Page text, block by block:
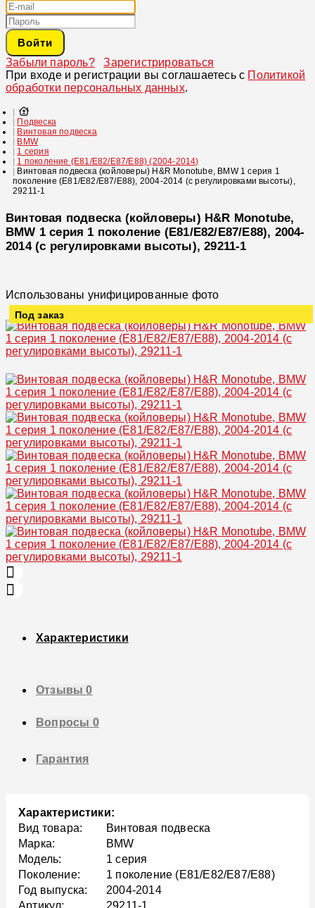
Войти
Забыли пароль?
Зарегистрироваться
При входе и регистрации вы соглашаетесь с Политикой
обработки персональных данных.
Подвеска
Винтовая подвеска
BMW
1 серия
1 поколение (E81/E82/E87/E88) (2004-2014)
Винтовая подвеска (койловеры) H&R Monotube, BMW 1 серия 1
поколение (E81/E82/E87/E88), 2004-2014 (с регулировками высоты),
29211-1
Винтовая подвеска (койловеры) H&R Monotube,
BMW 1 серия 1 поколение (E81/E82/E87/E88), 2004-
2014 (с регулировками высоты), 29211-1
Использованы унифицированные фото
Под заказ
Характеристики
Отзывы0
Вопросы 0
Гарантия
Характеристики:
Вид товара:
Винтовая подвеска
Марка:
BMW
Модель:
1 серия
Поколение:
1 поколение (E81/E82/E87/E88)
Год выпуска:
2004-2014